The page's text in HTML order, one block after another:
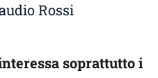
Rossi
soprattutto i